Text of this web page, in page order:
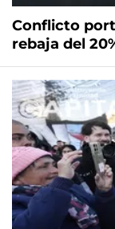
Conflicto
rebaja del